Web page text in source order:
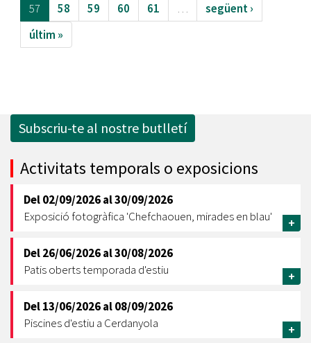
57
58 59 60 61 …
següent ›
últim »
Subscriu-te al nostre butlletí
Activitats temporals o exposicions
Del02/09/2026al30/09/2026
Exposició fotogràfica 'Chefchaouen, mirades en blau'
+
Del26/06/2026al30/08/2026
Patis oberts temporada d'estiu
+
Del13/06/2026al08/09/2026
Piscines d'estiu a Cerdanyola
+